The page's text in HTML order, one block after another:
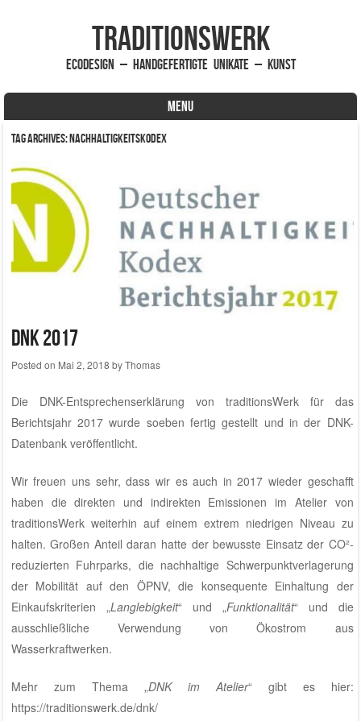
traditionsWerk
EcoDesign – handgefertigte Unikate – Kunst
MENU
Skip to content
Tag Archives:Nachhaltigkeitskodex
DNK 2017
Posted on Mai 2, 2018 byThomas
Die DNK-Entsprechenserklärung von traditionsWerk für das
Berichtsjahr 2017 wurde soeben fertig gestellt und in der DNK-
Datenbankveröffentlicht.
Wir freuen uns sehr, dass wir es auch in 2017 wieder geschafft
haben die direkten und indirekten Emissionen im Atelier von
traditionsWerkweiterhin auf einem extrem niedrigen Niveau zu
halten. Großen Anteil daran hatte der bewusste Einsatz der CO²-
reduzierten Fuhrparks, die nachhaltige Schwerpunktverlagerung
der Mobilität auf den ÖPNV, die konsequente Einhaltung der
Einkaufskriterien „Langlebigkeit“ und „Funktionalität“ und die
ausschließliche Verwendung von Ökostrom aus
Wasserkraftwerken.
Mehr zum Thema „DNK im Atelier“ gibt es hier:
https://traditionswerk.de/dnk/